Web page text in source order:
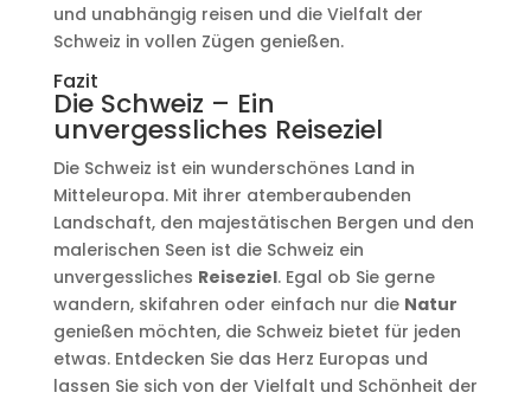
und unabhängig reisen und die Vielfalt der
Schweiz in vollen Zügen genießen.
Fazit
Die Schweiz – Ein
unvergessliches Reiseziel
Die Schweiz ist ein wunderschönes Land in
Mitteleuropa. Mit ihrer atemberaubenden
Landschaft, den majestätischen Bergen und den
malerischen Seen ist die Schweiz ein
unvergessliches Reiseziel. Egal ob Sie gerne
wandern, skifahren oder einfach nur die Natur
genießen möchten, die Schweiz bietet für jeden
etwas. Entdecken Sie das Herz Europas und
lassen Sie sich von der Vielfalt und Schönheit der